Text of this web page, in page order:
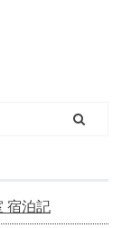
宿泊記